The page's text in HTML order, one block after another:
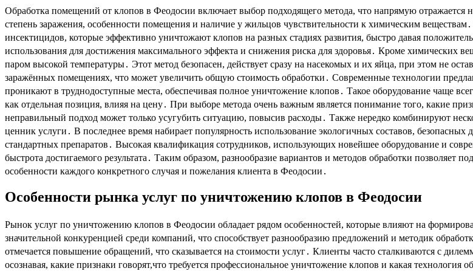
Обработка помещений от клопов в Феодосии включает выбор подходящего метода, что напрямую
степень заражения, особенности помещения и наличие у жильцов чувствительности к химическим
инсектицидов, которые эффективно уничтожают клопов на разных стадиях развития, быстро давая
использования для достижения максимального эффекта и снижения риска для здоровья․ Кроме химических
паром высокой температуры․ Этот метод безопасен, действует сразу на насекомых и их яйца, при этом не
заражённых помещениях, что может увеличить общую стоимость обработки․ Современные технологии
проникают в труднодоступные места, обеспечивая полное уничтожение клопов․ Такое оборудование чаще
как отдельная позиция, влияя на цену․ При выборе метода очень важным является понимание того, какие
неправильный подход может только усугубить ситуацию, повысив расходы․ Также нередко комбинируют
ценник услуги․ В последнее время набирает популярность использование экологичных составов,
стандартных препаратов․ Высокая квалификация сотрудников, использующих новейшее оборудование и
быстрота достигаемого результата․ Таким образом, разнообразие вариантов и методов обработки
особенности каждого конкретного случая и пожелания клиента в Феодосии․
Особенности рынка услуг по уничтожению клопов в Феодосии
Рынок услуг по уничтожению клопов в Феодосии обладает рядом особенностей, которые влияют на
значительной конкуренцией среди компаний, что способствует разнообразию предложений и методик
отмечается повышение обращений, что сказывается на стоимости услуг․ Клиенты часто сталкиваются с
осознавая, какие признаки говорят,что требуется профессиональное уничтожение клопов и какая